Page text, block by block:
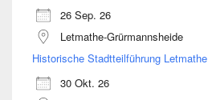
26 Sep. 26
Letmathe-Grürmannsheide
Historische Stadtteilführung Letmathe
30 Okt. 26